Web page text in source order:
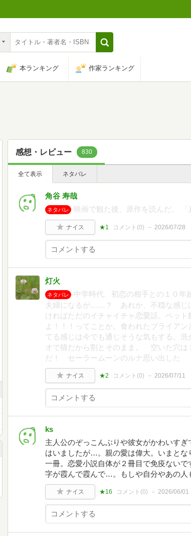
本ランキング 作家ランキング
感想・レビュー 830
全て表示 ネタバレ
角谷 寿哉
ネタバレ 映画で観た後、原作を読んだ。 「
ナイス ★1 コメント(0) 2026/07/28
灯火
ネタバレ
中学時代、初恋の相手との１０年
夫婦になるが……？ あれか、不穏な感じ
ければただのイチャイチャ恋愛話。ペッ
よ！！！ってことか。食われたブライア
てる感じは今でも通じそうな気もする。
オで猫だから割とそのまま。 空いた穴は
だ！ セーラームーンのルナ思い出した
ナイス ★2 コメント(0) 2026/07/11
ks
主人公のぞっこんぶりや彼女がかわいす
はいましたが…。親の愛は偉大。いまとな
一冊。恋愛小説自体が２冊目で免疫ないで
字が霞んで霞んで…。もしや自分やあの人
ナイス ★16 コメント(0) 2026/06/01